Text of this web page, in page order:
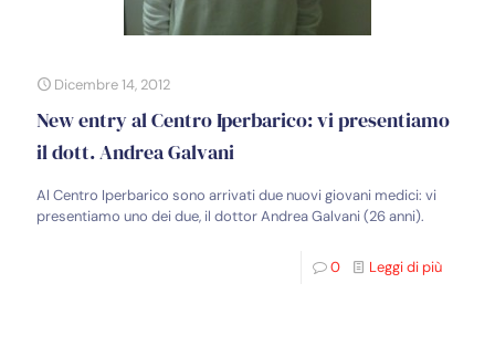
Dicembre 14, 2012
New entry al Centro Iperbarico: vi presentiamo
il dott. Andrea Galvani
Al Centro Iperbarico sono arrivati due nuovi giovani medici: vi
presentiamo uno dei due, il dottor Andrea Galvani (26 anni).
0 Leggi di più